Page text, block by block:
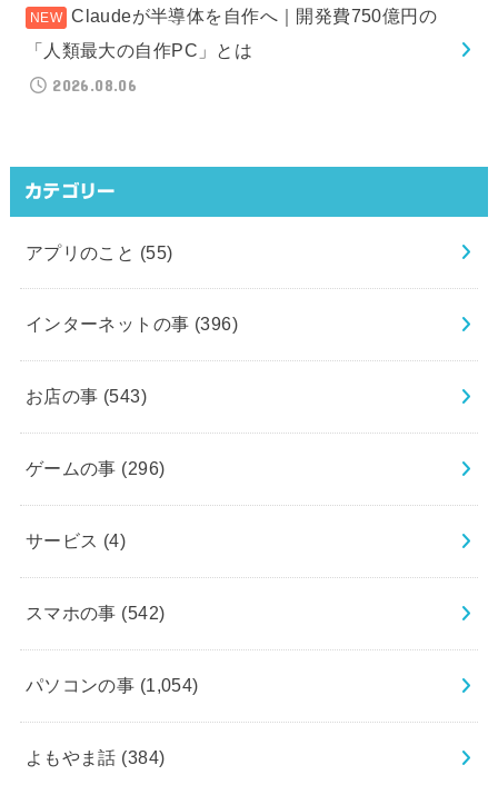
Claudeが半導体を自作へ｜開発費750億円の
「人類最大の自作PC」とは
2026.08.06
カテゴリー
アプリのこと (55)
インターネットの事 (396)
お店の事 (543)
ゲームの事 (296)
サービス (4)
スマホの事 (542)
パソコンの事 (1,054)
よもやま話 (384)